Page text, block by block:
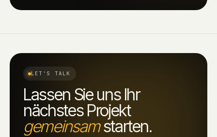
LET'S TALK
Lassen Sie uns Ihr
nächstes Projekt
gemeinsamstarten.